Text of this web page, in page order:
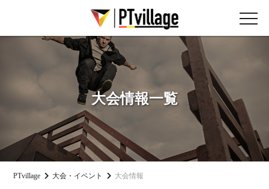
大会情報一覧
PTvillage 大会・イベント 大会情報